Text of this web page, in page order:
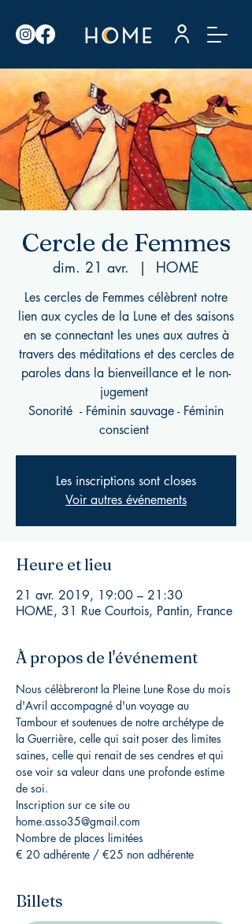
Cercle de Femmes
dim. 21 avr.
  |
HOME
Les cercles de Femmes célèbrent notre
lien aux cycles de la Lune et des saisons
en se connectant les unes aux autres à
travers des méditations et des cercles de
paroles dans la bienveillance et le non-
jugement
Sonorité - Féminin sauvage - Féminin
conscient
Les inscriptions sont closes
Voir autres événements
Heure et lieu
21 avr. 2019, 19:00 – 21:30
HOME, 31 Rue Courtois, Pantin, France
À propos de l'événement
Nous célèbreront la Pleine Lune Rose du mois
d'Avril accompagné d'un voyage au
Tambour et soutenues de notre archétype de
la Guerrière, celle qui sait poser des limites
saines, celle qui renait de ses cendres et qui
ose voir sa valeur dans une profonde estime
de soi.
Inscription sur ce site ou
home.asso35@gmail.com
Nombre de places limitées
€ 20 adhérente / €25 non adhérente
Billets